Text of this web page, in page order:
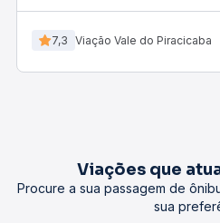
7,3 Viação Vale do Piracicaba
Viações que
Procure a sua passagem de
sua